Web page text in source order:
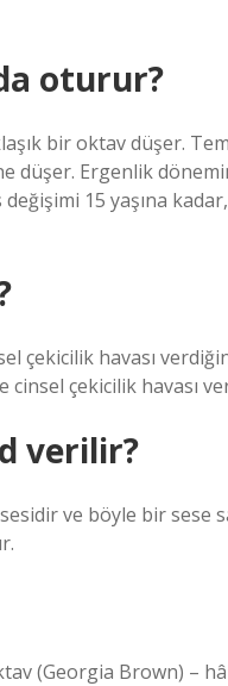
oturur?
bir oktav düşer.
düşer. Ergenlik
15 yaşına
çekicilik havası
cinsel çekicilik havası
verilir?
ve böyle bir sese
(Georgia Brown) –